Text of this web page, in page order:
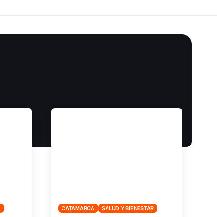
CATAMARCA SALUD Y BIENESTAR